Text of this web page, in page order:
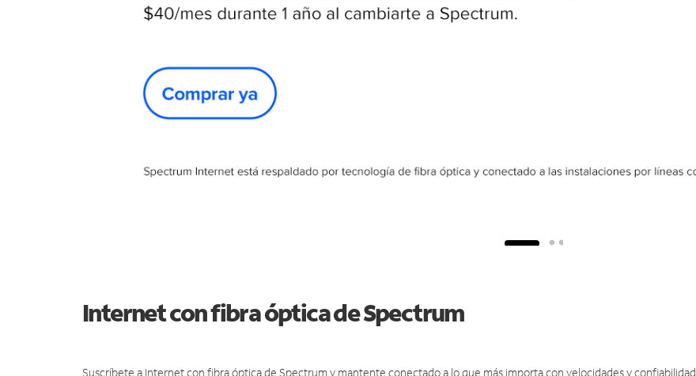
Internet con fibra óptica de Spectrum
Suscríbete a Internet con fibra óptica de Spectrum y mantente conectado a lo que más importa con velocidades y confiabilidad